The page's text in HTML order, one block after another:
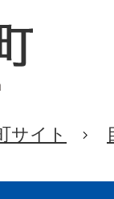
サイト